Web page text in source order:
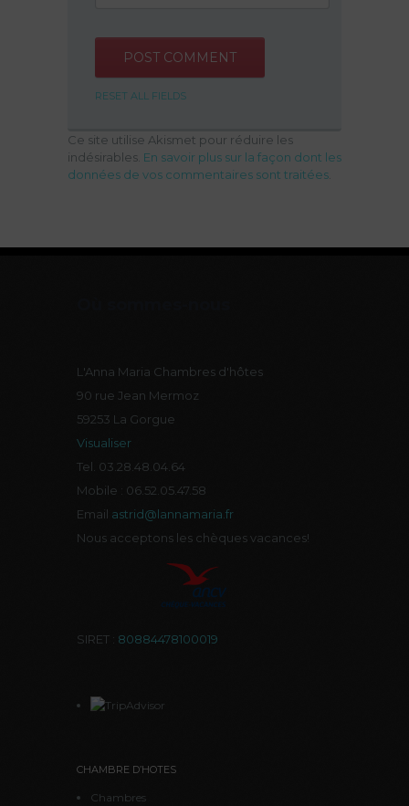
RESET ALL FIELDS
Ce site utilise Akismet pour réduire les
indésirables. En savoir plus sur la façon dont les
données de vos commentaires sont traitées.
L'Anna Maria Chambres d'hôtes
90 rue Jean Mermoz
59253 La Gorgue
Visualiser
Tel. 03.28.48.04.64
Mobile : 06.52.05.47.58
Email astrid@lannamaria.fr
Nous acceptons les chèques vacances!
SIRET : 80884478100019
CHAMBRE D’HOTES
Chambres